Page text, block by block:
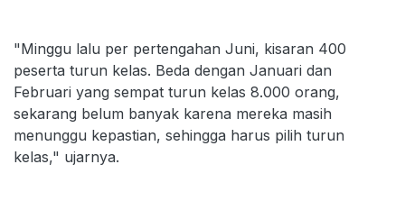
"Minggu lalu per pertengahan Juni, kisaran 400
peserta turun kelas. Beda dengan Januari dan
Februari yang sempat turun kelas 8.000 orang,
sekarang belum banyak karena mereka masih
menunggu kepastian, sehingga harus pilih turun
kelas," ujarnya.